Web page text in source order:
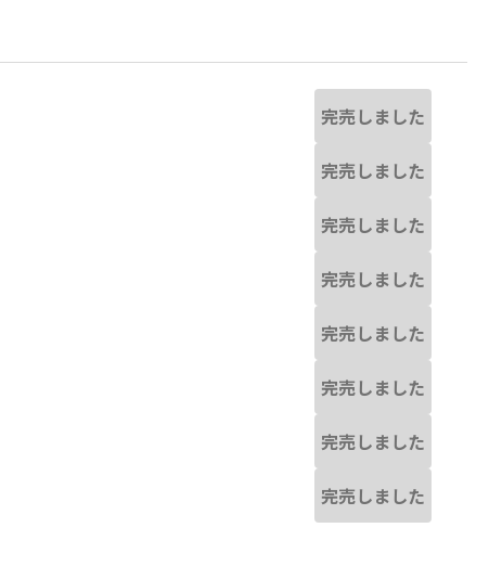
完売しました
完売しました
完売しました
完売しました
完売しました
完売しました
完売しました
完売しました